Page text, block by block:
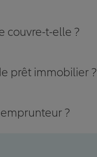
couvre-t-elle ?
prêt immobilier ?
?